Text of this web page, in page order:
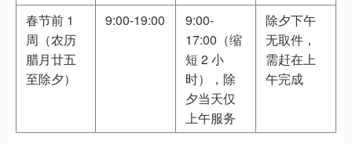
春节前 1
周（农历
腊月廿五
至除夕）
9:00-19:00
9:00-
17:00（缩
短 2 小
时），除
夕当天仅
上午服务
除夕下午
无取件，
需赶在上
午完成